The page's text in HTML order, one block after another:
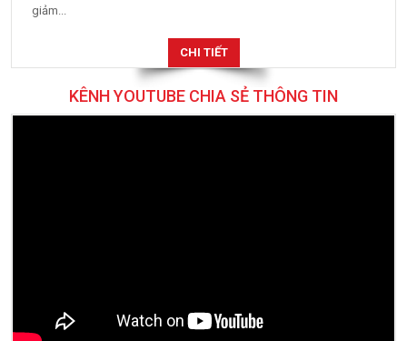
giảm...
CHI TIẾT
KÊNH YOUTUBE CHIA SẺ THÔNG TIN